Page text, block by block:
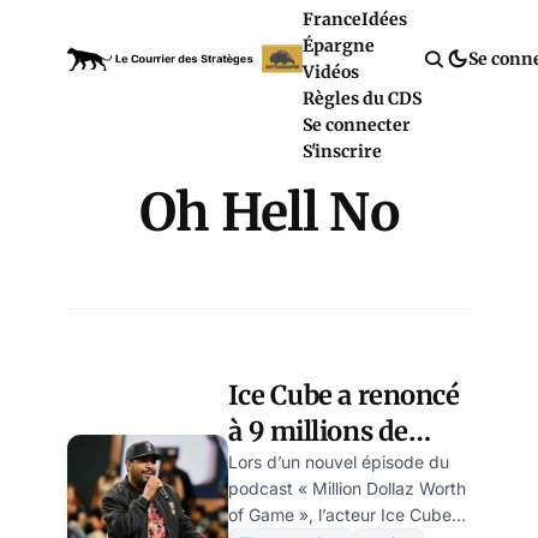
FranceIdées
Épargne
Vidéos
Règles du CDS
Se connecter
S'inscrire
Se
Oh Hell No
Ice Cube a renoncé
à 9 millions de
dollars plutôt que
de se plier à
Lors d’un nouvel épisode du
podcast « Million Dollaz Worth
of Game », l’acteur Ice Cube a